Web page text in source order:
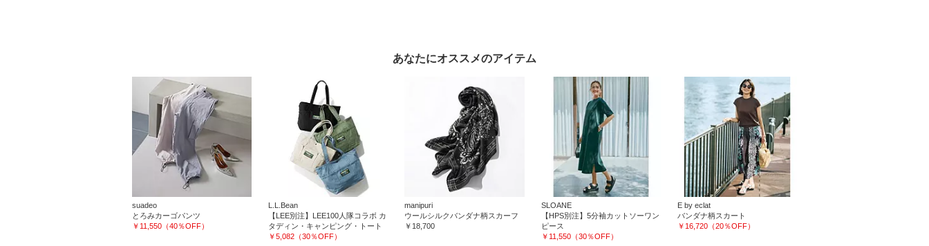
あなたにオススメのアイテム
suadeo
とろみカーゴパンツ
￥11,550（40％OFF）
L.L.Bean
【LEE別注】LEE100人隊コラボ カ
タディン・キャンピング・トート
￥5,082（30％OFF）
manipuri
ウールシルクバンダナ柄スカーフ
￥18,700
SLOANE
【HPS別注】5分袖カットソーワン
ピース
￥11,550（30％OFF）
E by eclat
バンダナ柄スカート
￥16,720（20％OFF）